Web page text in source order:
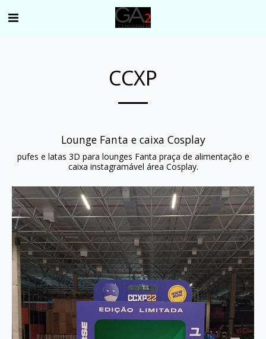
CCXP
Lounge Fanta e caixa Cosplay
pufes e latas 3D para lounges Fanta praça de alimentação e
caixa instagramável área Cosplay.